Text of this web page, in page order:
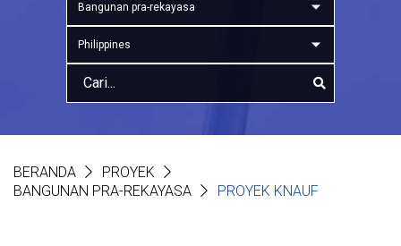
Bangunan pra-rekayasa
Philippines
BERANDA
PROYEK
BANGUNAN PRA-REKAYASA
PROYEK KNAUF